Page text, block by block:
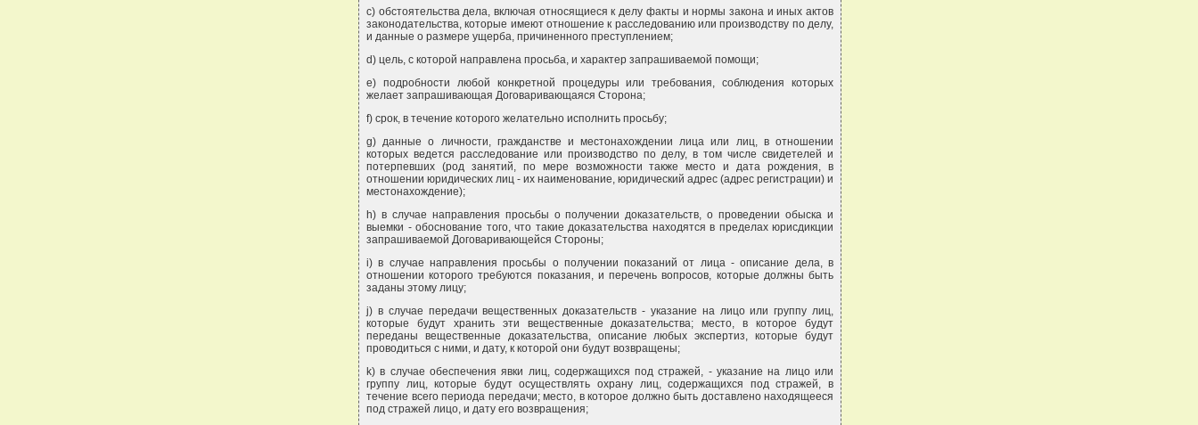
c) обстоятельства дела, включая относящиеся к делу факты и нормы закона и иных актов
законодательства, которые имеют отношение к расследованию или производству по делу,
и данные о размере ущерба, причиненного преступлением;
d) цель, с которой направлена просьба, и характер запрашиваемой помощи;
e) подробности любой конкретной процедуры или требования, соблюдения которых
желает запрашивающая Договаривающаяся Сторона;
f) срок, в течение которого желательно исполнить просьбу;
g) данные о личности, гражданстве и местонахождении лица или лиц, в отношении
которых ведется расследование или производство по делу, в том числе свидетелей и
потерпевших (род занятий, по мере возможности также место и дата рождения, в
отношении юридических лиц - их наименование, юридический адрес (адрес регистрации) и
местонахождение);
h) в случае направления просьбы о получении доказательств, о проведении обыска и
выемки - обоснование того, что такие доказательства находятся в пределах юрисдикции
запрашиваемой Договаривающейся Стороны;
i) в случае направления просьбы о получении показаний от лица - описание дела, в
отношении которого требуются показания, и перечень вопросов, которые должны быть
заданы этому лицу;
j) в случае передачи вещественных доказательств - указание на лицо или группу лиц,
которые будут хранить эти вещественные доказательства; место, в которое будут
переданы вещественные доказательства, описание любых экспертиз, которые будут
проводиться с ними, и дату, к которой они будут возвращены;
k) в случае обеспечения явки лиц, содержащихся под стражей, - указание на лицо или
группу лиц, которые будут осуществлять охрану лиц, содержащихся под стражей, в
течение всего периода передачи; место, в которое должно быть доставлено находящееся
под стражей лицо, и дату его возвращения;